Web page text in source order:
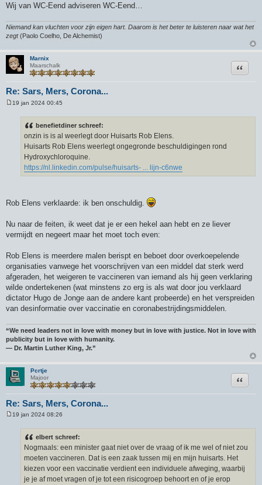
Wij van WC-Eend adviseren WC-Eend…
Niemand kan vluchten voor zijn eigen hart. Daarom is het beter te luisteren naar wat het
zegt(Paolo Coelho, De Alchemist)
Marnix
Maarschalk
Re: Sars, Mers, Corona...
Citeer
19 jan 2024 00:45
benefietdiner schreef:
onzin is is al weerlegt door Huisarts Rob Elens.
Huisarts Rob Elens weerlegt ongegronde beschuldigingen rond
Hydroxychloroquine.
https://nl.linkedin.com/pulse/huisarts- ... lijn-c6nwe
Rob Elens verklaarde: ik ben onschuldig.
Nu naar de feiten, ik weet dat je er een hekel aan hebt en ze liever
vermijdt en negeert maar het moet toch even:
Rob Elens is meerdere malen berispt en beboet door overkoepelende
organisaties vanwege het voorschrijven van een middel dat sterk werd
afgeraden, het weigeren te vaccineren van iemand als hij geen verklaring
wilde ondertekenen (wat minstens zo erg is als wat door jou verklaard
dictator Hugo de Jonge aan de andere kant probeerde) en het verspreiden
van desinformatie over vaccinatie en coronabestrijdingsmiddelen.
“We need leaders not in love with money but in love with justice. Not in love with
publicity but in love with humanity.
― Dr. Martin Luther King, Jr.”
Pcrtje
Majoor
Re: Sars, Mers, Corona...
Citeer
19 jan 2024 08:26
elbert schreef:
Nogmaals: een minister gaat niet over de vraag of ik me wel of niet zou
moeten vaccineren. Dat is een zaak tussen mij en mijn huisarts. Het
kiezen voor een vaccinatie verdient een individuele afweging, waarbij
je je af moet vragen of je tot een risicogroep behoort en of je erop